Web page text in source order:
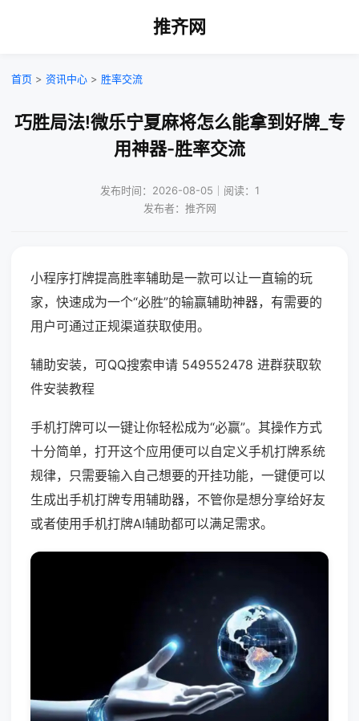
推齐网
首页 > 资讯中心 > 胜率交流
巧胜局法!微乐宁夏麻将怎么能拿到好牌_专
用神器-胜率交流
发布时间：2026-08-05｜阅读：1
发布者：推齐网
小程序打牌提高胜率辅助是一款可以让一直输的玩
家，快速成为一个“必胜”的输赢辅助神器，有需要的
用户可通过正规渠道获取使用。
辅助安装，可QQ搜索申请 549552478 进群获取软
件安装教程
手机打牌可以一键让你轻松成为“必赢”。其操作方式
十分简单，打开这个应用便可以自定义手机打牌系统
规律，只需要输入自己想要的开挂功能，一键便可以
生成出手机打牌专用辅助器，不管你是想分享给好友
或者使用手机打牌AI辅助都可以满足需求。